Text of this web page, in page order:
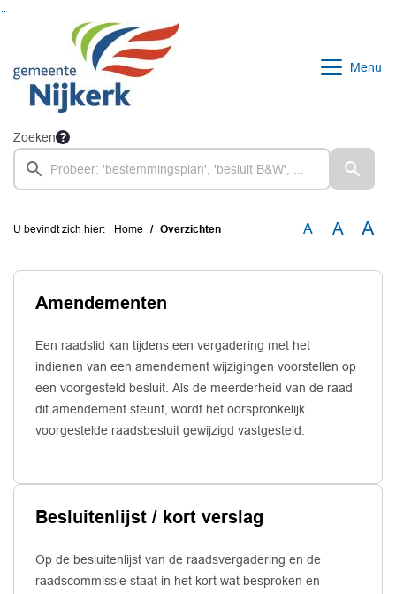
Ga naar de inhoud van deze pagina
Ga naar het zoeken
Ga naar het menu
Menu
Zoeken
U bevindt zich hier: Home Overzichten A A A
Amendementen
Een raadslid kan tijdens een vergadering met het
indienen van een amendement wijzigingen voorstellen op
een voorgesteld besluit. Als de meerderheid van de raad
dit amendement steunt, wordt het oorspronkelijk
voorgestelde raadsbesluit gewijzigd vastgesteld.
Besluitenlijst / kort verslag
Op de besluitenlijst van de raadsvergadering en de
raadscommissie staat in het kort wat besproken en